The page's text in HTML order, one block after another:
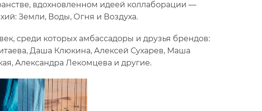
вдохновленном идеей коллаборации —
стихий: Земли, Воды, Огня и Воздуха.
среди которых амбассадоры и друзья брендов:
Даша Клюкина, Алексей Сухарев, Маша
Александра Лекомцева и другие.